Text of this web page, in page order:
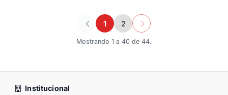
1 2
Mostrando 1 a 40 de 44.
Institucional